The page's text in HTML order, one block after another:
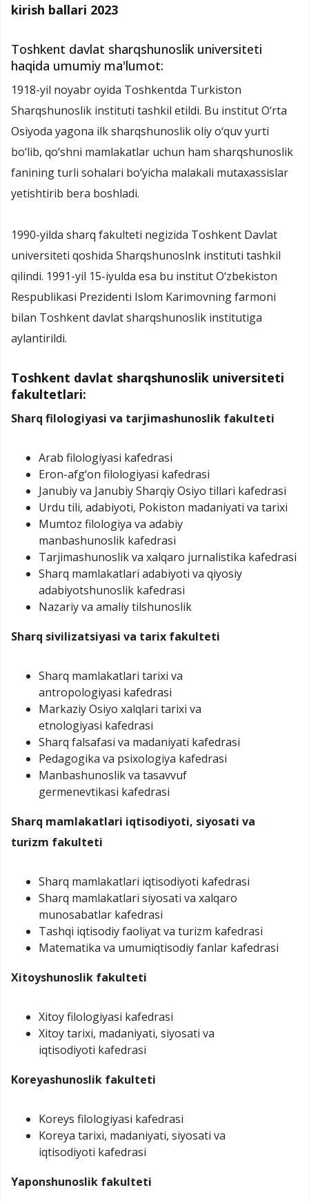
kirish ballari 2023
Toshkent davlat sharqshunoslik universiteti
haqida umumiy ma'lumot:
1918-yil noyabr oyida Toshkentda Turkiston
Sharqshunoslik instituti tashkil etildi. Bu institut O‘rta
Osiyoda yagona ilk sharqshunoslik oliy o‘quv yurti
bo‘lib, qo‘shni mamlakatlar uchun ham sharqshunoslik
fanining turli sohalari bo‘yicha malakali mutaxassislar
yetishtirib bera boshladi.
1990-yilda sharq fakulteti negizida Toshkent Davlat
universiteti qoshida Sharqshunoslnk instituti tashkil
qilindi. 1991-yil 15-iyulda esa bu institut O‘zbekiston
Respublikasi Prezidenti Islom Karimovning farmoni
bilan Toshkent davlat sharqshunoslik institutiga
aylantirildi.
Toshkent davlat sharqshunoslik universiteti
fakultetlari:
Sharq filologiyasi va tarjimashunoslik fakulteti
Arab filologiyasi kafedrasi
Eron-afg‘on filologiyasi kafedrasi
Janubiy va Janubiy Sharqiy Osiyo tillari kafedrasi
Urdu tili, adabiyoti, Pokiston madaniyati va tarixi
Mumtoz filologiya va adabiy
manbashunoslik kafedrasi
Tarjimashunoslik va xalqaro jurnalistika kafedrasi
Sharq mamlakatlari adabiyoti va qiyosiy
adabiyotshunoslik kafedrasi
Nazariy va amaliy tilshunoslik
Sharq sivilizatsiyasi va tarix fakulteti
Sharq mamlakatlari tarixi va
antropologiyasi kafedrasi
Markaziy Osiyo xalqlari tarixi va
etnologiyasi kafedrasi
Sharq falsafasi va madaniyati kafedrasi
Pedagogika va psixologiya kafedrasi
Manbashunoslik va tasavvuf
germenevtikasi kafedrasi
Sharq mamlakatlari iqtisodiyoti, siyosati va
turizm fakulteti
Sharq mamlakatlari iqtisodiyoti kafedrasi
Sharq mamlakatlari siyosati va xalqaro
munosabatlar kafedrasi
Tashqi iqtisodiy faoliyat va turizm kafedrasi
Matematika va umumiqtisodiy fanlar kafedrasi
Xitoyshunoslik fakulteti
Xitoy filologiyasi kafedrasi
Xitoy tarixi, madaniyati, siyosati va
iqtisodiyoti kafedrasi
Koreyashunoslik fakulteti
Koreys filologiyasi kafedrasi
Koreya tarixi, madaniyati, siyosati va
iqtisodiyoti kafedrasi
Yaponshunoslik fakulteti